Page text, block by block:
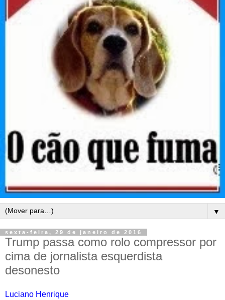
▼
sexta-feira, 29 de janeiro de 2016
Trump passa como rolo compressor por
cima de jornalista esquerdista
desonesto
Luciano Henrique